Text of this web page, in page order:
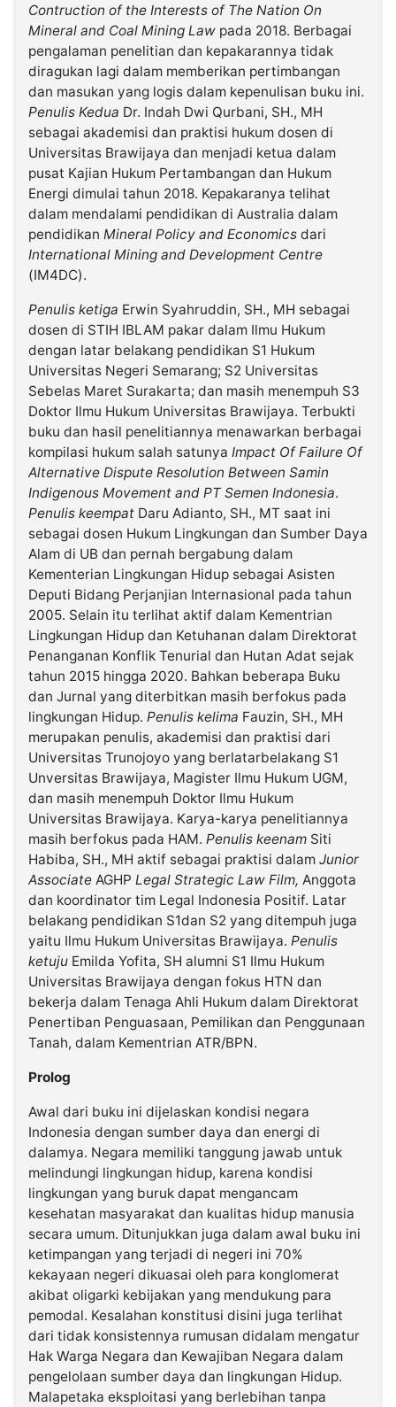
Contruction of the Interests of The Nation On
Mineral and Coal Mining Law pada 2018. Berbagai
pengalaman penelitian dan kepakarannya tidak
diragukan lagi dalam memberikan pertimbangan
dan masukan yang logis dalam kepenulisan buku ini.
Penulis Kedua Dr. Indah Dwi Qurbani, SH., MH
sebagai akademisi dan praktisi hukum dosen di
Universitas Brawijaya dan menjadi ketua dalam
pusat Kajian Hukum Pertambangan dan Hukum
Energi dimulai tahun 2018. Kepakaranya telihat
dalam mendalami pendidikan di Australia dalam
pendidikan Mineral Policy and Economics dari
International Mining and Development Centre
(IM4DC).
Penulis ketiga Erwin Syahruddin, SH., MH sebagai
dosen di STIH IBLAM pakar dalam Ilmu Hukum
dengan latar belakang pendidikan S1 Hukum
Universitas Negeri Semarang; S2 Universitas
Sebelas Maret Surakarta; dan masih menempuh S3
Doktor Ilmu Hukum Universitas Brawijaya. Terbukti
buku dan hasil penelitiannya menawarkan berbagai
kompilasi hukum salah satunya Impact Of Failure Of
Alternative Dispute Resolution Between Samin
Indigenous Movement and PT Semen Indonesia.
Penulis keempat Daru Adianto, SH., MT saat ini
sebagai dosen Hukum Lingkungan dan Sumber Daya
Alam di UB dan pernah bergabung dalam
Kementerian Lingkungan Hidup sebagai Asisten
Deputi Bidang Perjanjian Internasional pada tahun
2005. Selain itu terlihat aktif dalam Kementrian
Lingkungan Hidup dan Ketuhanan dalam Direktorat
Penanganan Konflik Tenurial dan Hutan Adat sejak
tahun 2015 hingga 2020. Bahkan beberapa Buku
dan Jurnal yang diterbitkan masih berfokus pada
lingkungan Hidup. Penulis kelima Fauzin, SH., MH
merupakan penulis, akademisi dan praktisi dari
Universitas Trunojoyo yang berlatarbelakang S1
Unversitas Brawijaya, Magister Ilmu Hukum UGM,
dan masih menempuh Doktor Ilmu Hukum
Universitas Brawijaya. Karya-karya penelitiannya
masih berfokus pada HAM. Penulis keenam Siti
Habiba, SH., MH aktif sebagai praktisi dalam Junior
Associate AGHP Legal Strategic Law Film, Anggota
dan koordinator tim Legal Indonesia Positif. Latar
belakang pendidikan S1dan S2 yang ditempuh juga
yaitu Ilmu Hukum Universitas Brawijaya. Penulis
ketuju Emilda Yofita, SH alumni S1 Ilmu Hukum
Universitas Brawijaya dengan fokus HTN dan
bekerja dalam Tenaga Ahli Hukum dalam Direktorat
Penertiban Penguasaan, Pemilikan dan Penggunaan
Tanah, dalam Kementrian ATR/BPN.
Prolog
Awal dari buku ini dijelaskan kondisi negara
Indonesia dengan sumber daya dan energi di
dalamya. Negara memiliki tanggung jawab untuk
melindungi lingkungan hidup, karena kondisi
lingkungan yang buruk dapat mengancam
kesehatan masyarakat dan kualitas hidup manusia
secara umum. Ditunjukkan juga dalam awal buku ini
ketimpangan yang terjadi di negeri ini 70%
kekayaan negeri dikuasai oleh para konglomerat
akibat oligarki kebijakan yang mendukung para
pemodal. Kesalahan konstitusi disini juga terlihat
dari tidak konsistennya rumusan didalam mengatur
Hak Warga Negara dan Kewajiban Negara dalam
pengelolaan sumber daya dan lingkungan Hidup.
Malapetaka eksploitasi yang berlebihan tanpa